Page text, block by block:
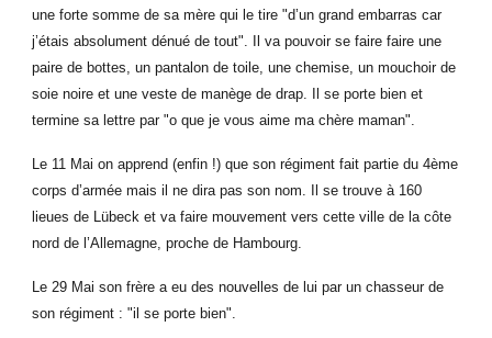
une forte somme de sa mère qui le tire "d’un grand embarras car
j’étais absolument dénué de tout". Il va pouvoir se faire faire une
paire de bottes, un pantalon de toile, une chemise, un mouchoir de
soie noire et une veste de manège de drap. Il se porte bien et
termine sa lettre par "o que je vous aime ma chère maman".
Le 11 Mai on apprend (enfin !) que son régiment fait partie du 4ème
corps d’armée mais il ne dira pas son nom. Il se trouve à 160
lieues de Lübeck et va faire mouvement vers cette ville de la côte
nord de l’Allemagne, proche de Hambourg.
Le 29 Mai son frère a eu des nouvelles de lui par un chasseur de
son régiment : "il se porte bien".